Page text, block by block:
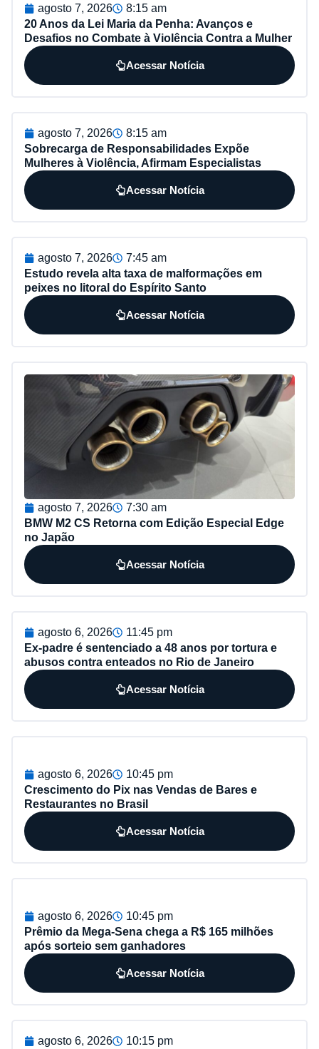
agosto 7, 2026
8:15 am
20 Anos da Lei Maria da Penha: Avanços e
Desafios no Combate à Violência Contra a Mulher
Acessar Notícia
agosto 7, 2026
8:15 am
Sobrecarga de Responsabilidades Expõe
Mulheres à Violência, Afirmam Especialistas
Acessar Notícia
agosto 7, 2026
7:45 am
Estudo revela alta taxa de malformações em
peixes no litoral do Espírito Santo
Acessar Notícia
agosto 7, 2026
7:30 am
BMW M2 CS Retorna com Edição Especial Edge
no Japão
Acessar Notícia
agosto 6, 2026
11:45 pm
Ex-padre é sentenciado a 48 anos por tortura e
abusos contra enteados no Rio de Janeiro
Acessar Notícia
agosto 6, 2026
10:45 pm
Crescimento do Pix nas Vendas de Bares e
Restaurantes no Brasil
Acessar Notícia
agosto 6, 2026
10:45 pm
Prêmio da Mega-Sena chega a R$ 165 milhões
após sorteio sem ganhadores
Acessar Notícia
agosto 6, 2026
10:15 pm